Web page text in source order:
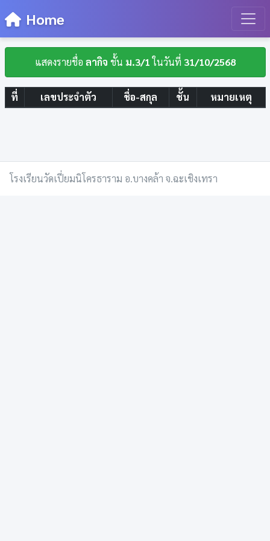
Home
แสดงรายชื่อ ลากิจ ชั้น ม.3/1ในวันที่ 31/10/2568
ที่ เลขประจำตัว ชื่อ-สกุล ชั้น หมายเหตุ
โรงเรียนวัดเปี่ยมนิโครธาราม อ.บางคล้า จ.ฉะเชิงเทรา